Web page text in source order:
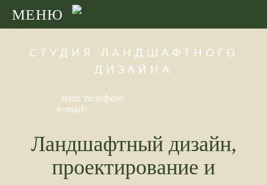
МЕНЮ
СТУДИЯ ЛАНДШАФТНОГО
ДИЗАЙНА
наш телефон:
e-mail:
Ландшафтный дизайн,
проектирование и